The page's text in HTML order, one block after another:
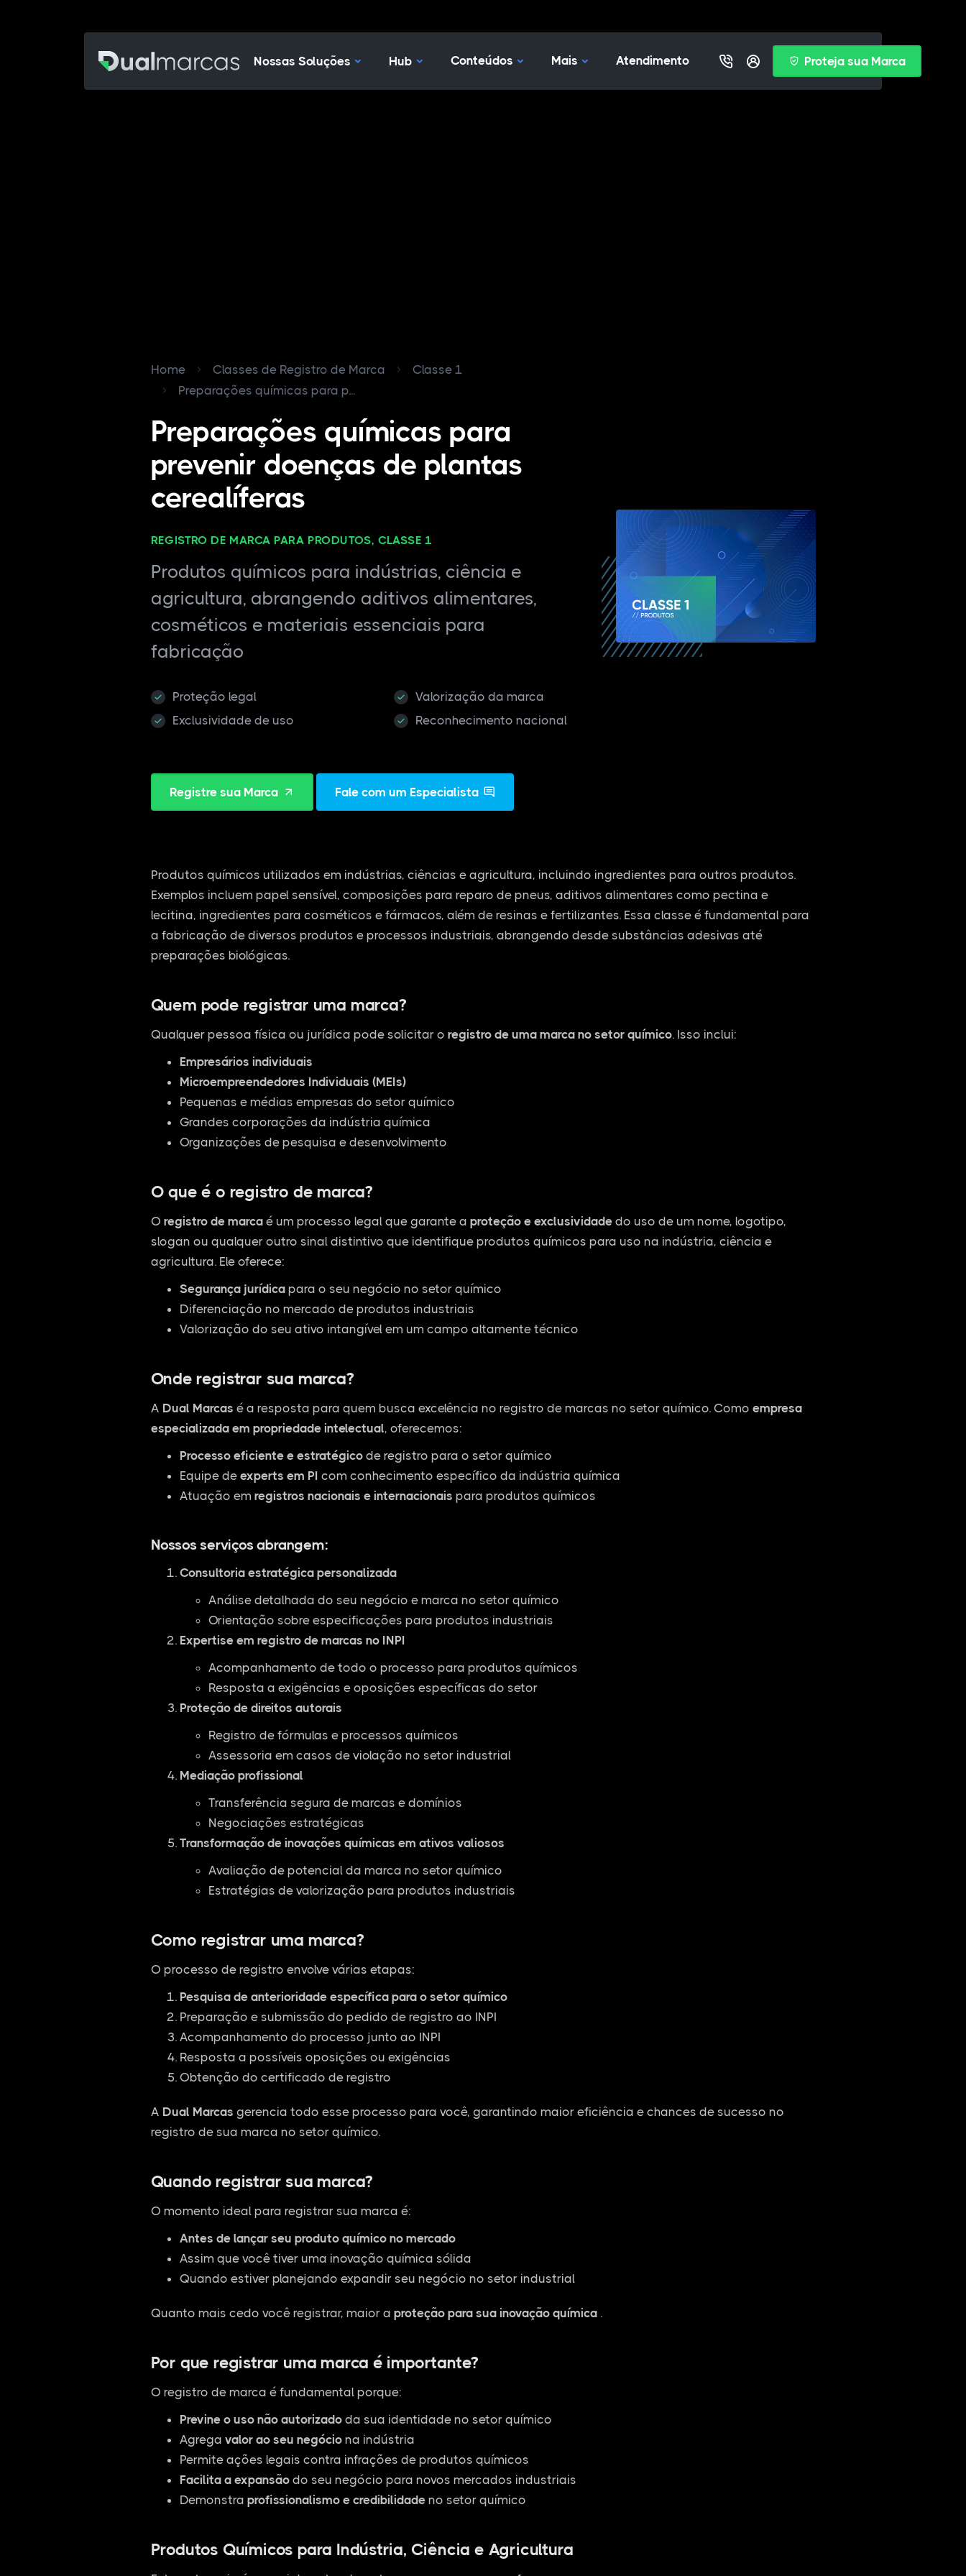
Nossas SoluçõesNossas Soluções
HubHub Conteúdos Mais Atendimento Proteja sua Marca
Home Classes de Registro de Marca
Classe 1
Preparações químicas para p...
Preparações químicas para
prevenir doenças de plantas
cerealíferas
REGISTRO DE MARCA PARA PRODUTOS, CLASSE 1
Produtos químicos para indústrias, ciência e
agricultura, abrangendo aditivos alimentares,
cosméticos e materiais essenciais para
fabricação
Proteção legal
Exclusividade de uso
Valorização da marca
Reconhecimento nacional
Registre sua Marca Fale com um Especialista
Produtos químicos utilizados em indústrias, ciências e agricultura, incluindo ingredientes para outros produtos.
Exemplos incluem papel sensível, composições para reparo de pneus, aditivos alimentares como pectina e
lecitina, ingredientes para cosméticos e fármacos, além de resinas e fertilizantes. Essa classe é fundamental para
a fabricação de diversos produtos e processos industriais, abrangendo desde substâncias adesivas até
preparações biológicas.
Quem pode registrar uma marca?
Qualquer pessoa física ou jurídica pode solicitar o registro de uma marca no setor químico. Isso inclui:
Empresários individuais
Microempreendedores Individuais (MEIs)
Pequenas e médias empresas do setor químico
Grandes corporações da indústria química
Organizações de pesquisa e desenvolvimento
O que é o registro de marca?
O registro de marcaé um processo legal que garante a proteção e exclusividadedo uso de um nome, logotipo,
slogan ou qualquer outro sinal distintivo que identifique produtos químicos para uso na indústria, ciência e
agricultura. Ele oferece:
Segurança jurídicapara o seu negócio no setor químico
Diferenciação no mercado de produtos industriais
Valorização do seu ativo intangível em um campo altamente técnico
Onde registrar sua marca?
A Dual Marcas é a resposta para quem busca excelência no registro de marcas no setor químico. Como empresa
especializada em propriedade intelectual, oferecemos:
Processo eficiente e estratégicode registro para o setor químico
Equipe de experts em PI com conhecimento específico da indústria química
Atuação em registros nacionais e internacionais para produtos químicos
Nossos serviços abrangem:
Consultoria estratégica personalizada
Análise detalhada do seu negócio e marca no setor químico
Orientação sobre especificações para produtos industriais
Expertise em registro de marcas no INPI
Acompanhamento de todo o processo para produtos químicos
Resposta a exigências e oposições específicas do setor
Proteção de direitos autorais
Registro de fórmulas e processos químicos
Assessoria em casos de violação no setor industrial
Mediação profissional
Transferência segura de marcas e domínios
Negociações estratégicas
Transformação de inovações químicas em ativos valiosos
Avaliação de potencial da marca no setor químico
Estratégias de valorização para produtos industriais
Como registrar uma marca?
O processo de registro envolve várias etapas:
Pesquisa de anterioridade específica para o setor químico
Preparação e submissão do pedido de registro ao INPI
Acompanhamento do processo junto ao INPI
Resposta a possíveis oposições ou exigências
Obtenção do certificado de registro
A Dual Marcas gerencia todo esse processo para você, garantindo maior eficiência e chances de sucesso no
registro de sua marca no setor químico.
Quando registrar sua marca?
O momento ideal para registrar sua marca é:
Antes de lançar seu produto químico no mercado
Assim que você tiver uma inovação química sólida
Quando estiver planejando expandir seu negócio no setor industrial
Quanto mais cedo você registrar, maior a proteção para sua inovação química.
Por que registrar uma marca é importante?
O registro de marca é fundamental porque:
Previne o uso não autorizadoda sua identidade no setor químico
Agrega valor ao seu negóciona indústria
Permite ações legais contra infrações de produtos químicos
Facilita a expansãodo seu negócio para novos mercados industriais
Demonstra profissionalismo e credibilidadeno setor químico
Produtos Químicos para Indústria, Ciência e Agricultura